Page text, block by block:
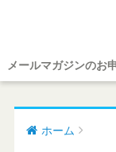
メールマガジンのお
ホーム